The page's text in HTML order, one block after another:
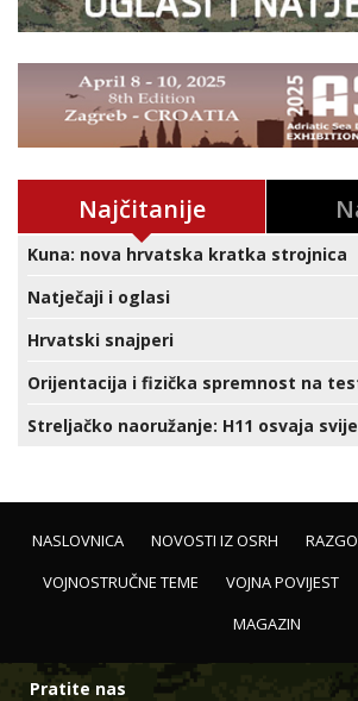
Najčitanije
Kuna: nova hrvatska kratka strojnica
Natječaji i oglasi
Hrvatski snajperi
Orijentacija i fizička spremnost na
Streljačko naoružanje: H11 osvaja
NASLOVNICA NOVOSTI IZ OSRH
VOJNOSTRUČNE TEME
VOJNA POVIJEST
MAGAZIN
Pratite nas